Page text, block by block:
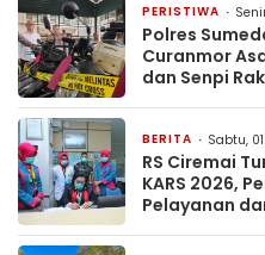
PERISTIWA
Polres
Curanmor
dan Senpi
BERITA Sabtu,
RS Ciremai
KARS 2026,
Pelayanan